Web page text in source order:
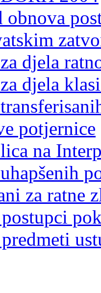
obnova
djela
djela
potjernice
na
za ratne